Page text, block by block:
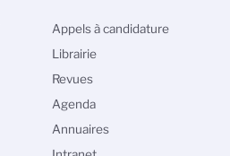
Appels à candidature
Librairie
Revues
Agenda
Annuaires